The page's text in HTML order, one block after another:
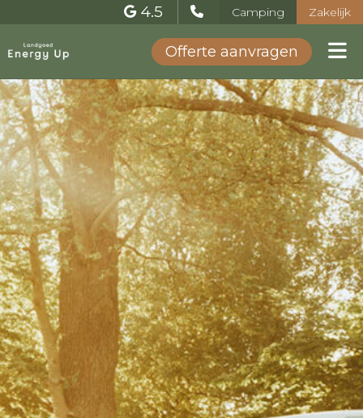
4.5 Camping Zakelijk
Offerte aanvragen